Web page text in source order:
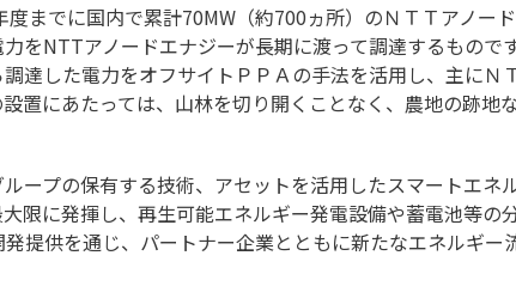
までに国内で累計70MW（約700ヵ所）のＮＴＴアノー
をNTTアノードエナジーが長期に渡って調達するもので
達した電力をオフサイトＰＰＡの手法を活用し、主にＮ
置にあたっては、山林を切り開くことなく、農地の跡地
ープの保有する技術、アセットを活用したスマートエネ
限に発揮し、再生可能エネルギー発電設備や蓄電池等の
提供を通じ、パートナー企業とともに新たなエネルギー